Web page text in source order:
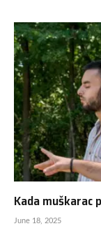
Kada muškarac
June 18, 2025